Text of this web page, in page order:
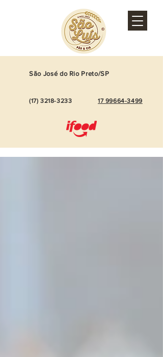
São José do Rio Preto/SP
(17) 3218-3233 17 99664-3499